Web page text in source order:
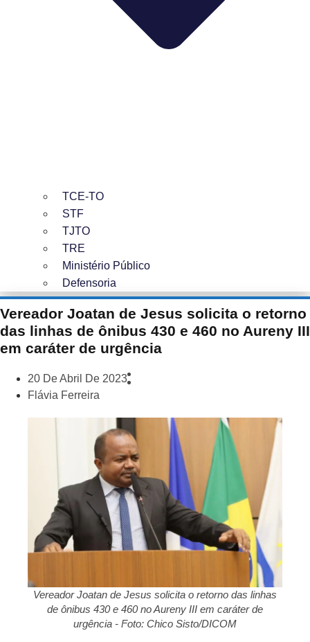
TCE-TO
STF
TJTO
TRE
Ministério Público
Defensoria
Vereador Joatan de Jesus solicita o retorno
das linhas de ônibus 430 e 460 no Aureny III
em caráter de urgência
20 De Abril De 2023
Flávia Ferreira
Vereador Joatan de Jesus solicita o retorno das linhas
de ônibus 430 e 460 no Aureny III em caráter de
urgência - Foto: Chico Sisto/DICOM